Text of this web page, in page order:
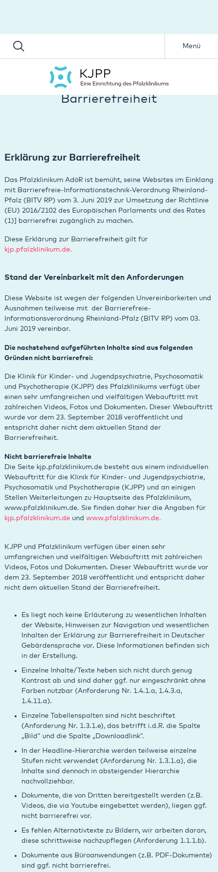
Menü
Barrierefreiheit
Erklärung zur Barrierefreiheit
Das Pfalzklinikum AdöR ist bemüht, seine Websites im Einklang
mit Barrierefreie-Informationstechnik-Verordnung Rheinland-
Pfalz (BITV RP) vom 3. Juni 2019 zur Umsetzung der Richtlinie
(EU) 2016/2102 des Europäischen Parlaments und des Rates
(1)] barrierefrei zugänglich zu machen.
Diese Erklärung zur Barrierefreiheit gilt für
kjp.pfalzklinikum.de.
Stand der Vereinbarkeit mit den Anforderungen
Diese Website ist wegen der folgenden Unvereinbarkeiten und
Ausnahmen teilweise mit der Barrierefreie-
Informationsverordnung Rheinland-Pfalz (BITV RP) vom 03.
Juni 2019 vereinbar.
Die nachstehend aufgeführten Inhalte sind aus folgenden
Gründen nicht barrierefrei:
Die Klinik für Kinder- und Jugendpsychiatrie, Psychosomatik
und Psychotherapie (KJPP) des Pfalzklinikums verfügt über
einen sehr umfangreichen und vielfältigen Webauftritt mit
zahlreichen Videos, Fotos und Dokumenten. Dieser Webauftritt
wurde vor dem 23. September 2018 veröffentlicht und
entspricht daher nicht dem aktuellen Stand der
Barrierefreiheit.
Nicht barrierefreie Inhalte
Die Seite kjp.pfalzklinikum.de besteht aus einem individuellen
Webauftritt für die Klinik für Kinder- und Jugendpsychiatrie,
Psychosomatik und Psychotherapie (KJPP) und an einigen
Stellen Weiterleitungen zu Hauptseite des Pfalzklinikum,
www.pfalzklinikum.de. Sie finden daher hier die Angaben für
kjp.pfalzklinikum.de und www.pfalzklinikum.de.
KJPP und Pfalzklinikum verfügen über einen sehr
umfangreichen und vielfältigen Webauftritt mit zahlreichen
Videos, Fotos und Dokumenten. Dieser Webauftritt wurde vor
dem 23. September 2018 veröffentlicht und entspricht daher
nicht dem aktuellen Stand der Barrierefreiheit.
Es liegt noch keine Erläuterung zu wesentlichen Inhalten
der Website, Hinweisen zur Navigation und wesentlichen
Inhalten der Erklärung zur Barrierefreiheit in Deutscher
Gebärdensprache vor. Diese Informationen befinden sich
in der Erstellung.
Einzelne Inhalte/Texte heben sich nicht durch genug
Kontrast ab und sind daher ggf. nur eingeschränkt ohne
Farben nutzbar (Anforderung Nr. 1.4.1.a, 1.4.3.a,
1.4.11.a).
Einzelne Tabellenspalten sind nicht beschriftet
(Anforderung Nr. 1.3.1.e), das betrifft i.d.R. die Spalte
„Bild“ und die Spalte „Downloadlink“.
In der Headline-Hierarchie werden teilweise einzelne
Stufen nicht verwendet (Anforderung Nr. 1.3.1.a), die
Inhalte sind dennoch in absteigender Hierarchie
nachvollziehbar.
Dokumente, die von Dritten bereitgestellt werden (z.B.
Videos, die via Youtube eingebettet werden), liegen ggf.
nicht barrierefrei vor.
Es fehlen Alternativtexte zu Bildern, wir arbeiten daran,
diese schrittweise nachzupflegen (Anforderung 1.1.1.b).
Dokumente aus Büroanwendungen (z.B. PDF-Dokumente)
sind ggf. nicht barrierefrei.